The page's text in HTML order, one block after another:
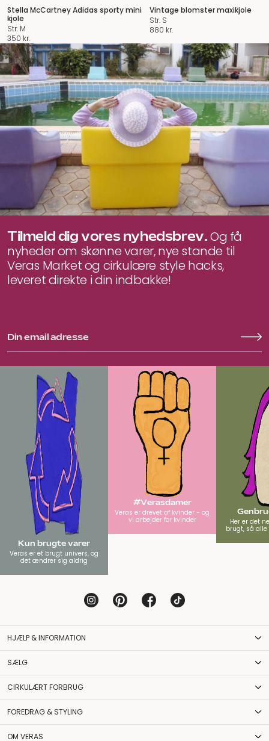
Stella McCartney Adidas sporty mini
kjole
Str. M
350 kr.
Vintage blomster maxikjole
Str. S
880 kr.
Tilmeld dig vores nyhedsbrev.Og få
nyheder om skønne varer, nye stande til
Veras Market og cirkulære style hacks,
leveret direkte i din indbakke!
Kun brugte varer
Veras er et brugt univers, og
det ændrer sig aldrig
#Verasdamer
Veras er drevet af kvinder - og
vi arbejder for kvinder
Her er det
brugt, så
HJÆLP & INFORMATION
SÆLG
CIRKULÆRT FORBRUG
FOREDRAG & STYLING
OM VERAS